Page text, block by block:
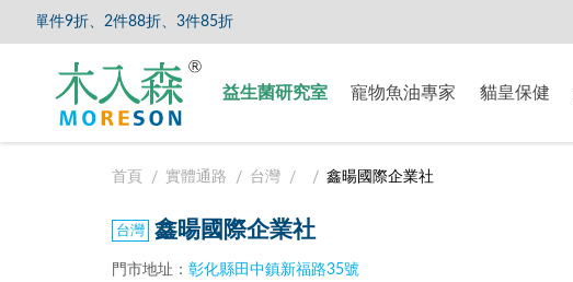
單件9折、2件88折、3件85折
益生菌研究室 寵物魚油專家 貓皇保健
首頁 實體通路 台灣 鑫暘國際企業社
鑫暘國際企業社
門市地址： 彰化縣田中鎮新福路35號